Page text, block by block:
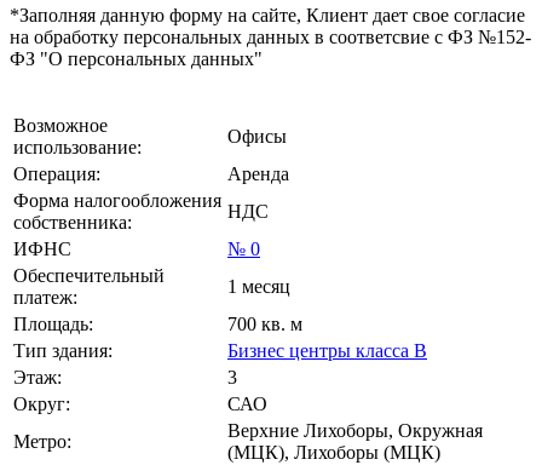
*Заполняя данную форму на сайте, Клиент дает свое согласие
на обработку персональных данных в соответсвие с ФЗ №152-
ФЗ "О персональных данных"
Возможное
использование:
Офисы
Операция:
Аренда
Форма налогообложения
собственника:
НДС
ИФНС
№ 0
Обеспечительный
платеж:
1 месяц
Площадь:
700 кв. м
Тип здания:
Бизнес центры класса B
Этаж:
3
Округ:
САО
Метро:
Верхние Лихоборы, Окружная
(МЦК), Лихоборы (МЦК)